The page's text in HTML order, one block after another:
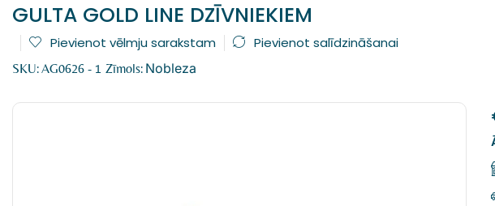
GULTA GOLD LINE DZĪVNIEKIEM
Pievienot vēlmju sarakstam Pievienot salīdzināšanai
SKU:AG0626 - 1 Zīmols: Nobleza